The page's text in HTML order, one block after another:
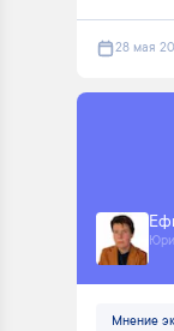
28 мая
Мнение